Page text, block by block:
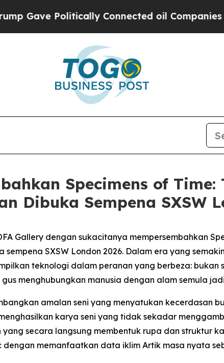
Politically Connected oil Companies —
Specimens of
Dibuka Sempena SXSW
Gallery dengan sukacitanya mempersembahkan
SXSW London 2026. Dalam era yang
teknologi dalam peranan yang berbeza:
menghubungkan manusia dengan alam semula
amalan seni yang menyatukan kecerdasan
karya seni yang tidak sekadar
secara langsung membentuk rupa dan struktur
memanfaatkan data iklim Artik masa nyata